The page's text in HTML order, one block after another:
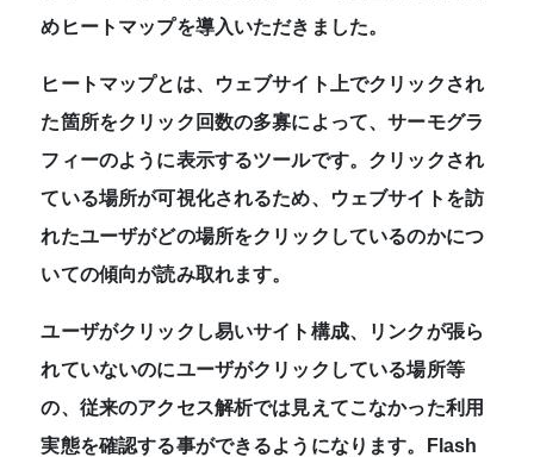
めヒートマップを導入いただきました。
ヒートマップとは、ウェブサイト上でクリックされ
た箇所をクリック回数の多寡によって、サーモグラ
フィーのように表示するツールです。クリックされ
ている場所が可視化されるため、ウェブサイトを訪
れたユーザがどの場所をクリックしているのかにつ
いての傾向が読み取れます。
ユーザがクリックし易いサイト構成、
リンクが張ら
れていないのにユーザがクリックしている場所等
の、従来のアクセス解析では見えてこなかった利用
実態を確認する事ができるようになります。Flash